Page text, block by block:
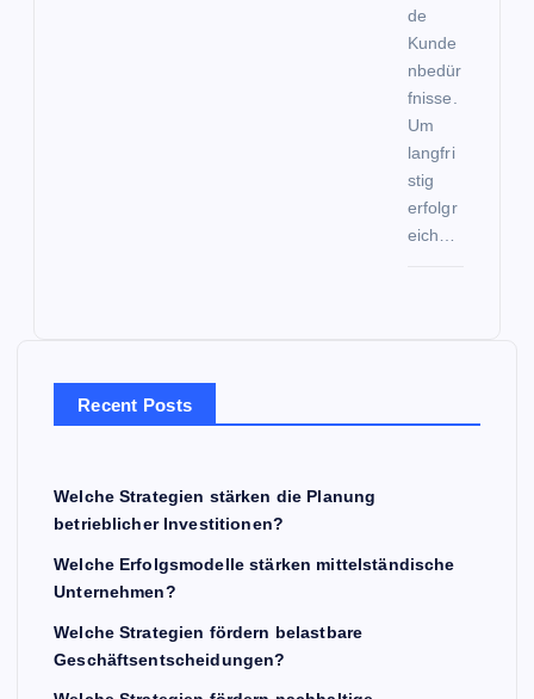
de
Kunde
nbedür
fnisse.
Um
langfri
stig
erfolgr
eich…
Recent Posts
Welche Strategien stärken die Planung
betrieblicher Investitionen?
Welche Erfolgsmodelle stärken mittelständische
Unternehmen?
Welche Strategien fördern belastbare
Geschäftsentscheidungen?